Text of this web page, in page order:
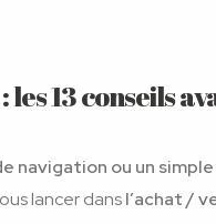
13 conseils
navigation ou un
lancer dansl’achat /